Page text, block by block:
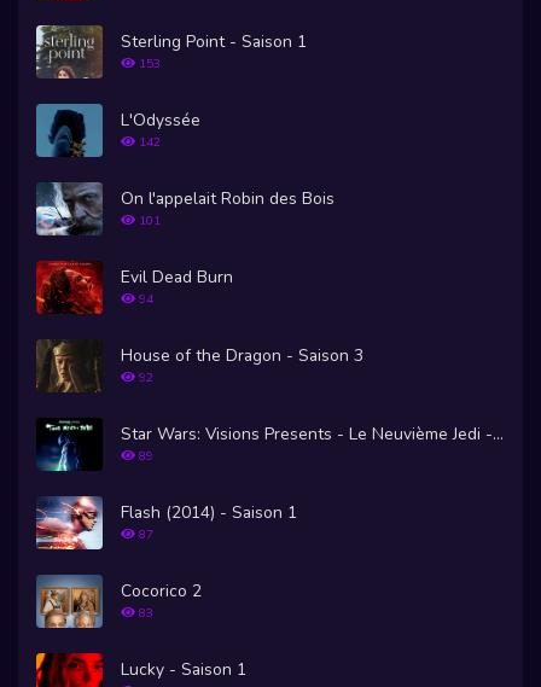
Sterling Point - Saison 1
153
L'Odyssée
142
On l'appelait Robin des Bois
101
Evil Dead Burn
94
House of the Dragon - Saison 3
92
Star Wars: Visions Presents - Le Neuvième Jedi - Saison 1
89
Flash (2014) - Saison 1
87
Cocorico 2
83
Lucky - Saison 1